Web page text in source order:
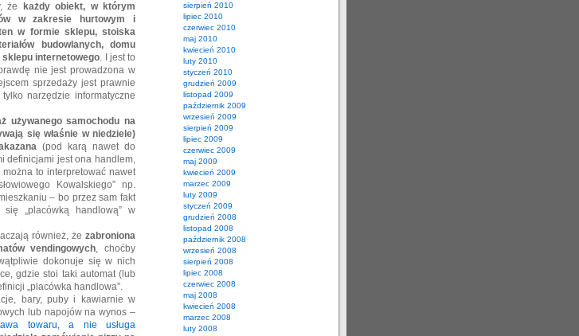
że
każdy obiekt, w którym
w zakresie hurtowym i
w formie sklepu, stoiska
budowlanych, domu
sklepu internetowego. I jest to
nie jest prowadzona w
sprzedaży jest prawnie
narzędzie informatyczne
używanego samochodu na
się właśnie w niedziele)
(pod karą nawet do
definicjami jest ona handlem,
to interpretować nawet
Kowalskiego” np.
– bo przez sam fakt
„placówką handlową” w
również, że zabroniona
vendingowych, choćby
dokonuje się w nich
gdzie stoi taki automat (lub
„placówka handlowa”.
bary, puby i kawiarnie w
lub napojów na wynos –
towaru, a nie usługa
sierpień 2010
lipiec 2010
czerwiec 2010
maj 2010
kwiecień 2010
luty 2010
styczeń 2010
grudzień 2009
listopad 2009
październik 2009
wrzesień 2009
sierpień 2009
lipiec 2009
czerwiec 2009
maj 2009
kwiecień 2009
marzec 2009
luty 2009
styczeń 2009
grudzień 2008
listopad 2008
październik 2008
wrzesień 2008
sierpień 2008
lipiec 2008
czerwiec 2008
maj 2008
kwiecień 2008
marzec 2008
luty 2008